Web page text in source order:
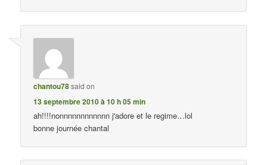
chantou78said on
13 septembre 2010 à 10 h 05 min
ah!!!!nonnnnnnnnnnnn j'adore et le regime…lol
bonne journée chantal